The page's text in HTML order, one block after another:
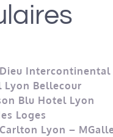
Intercontinental
Lyon Bellecour
Blu Hotel Lyon
Loges
Lyon –